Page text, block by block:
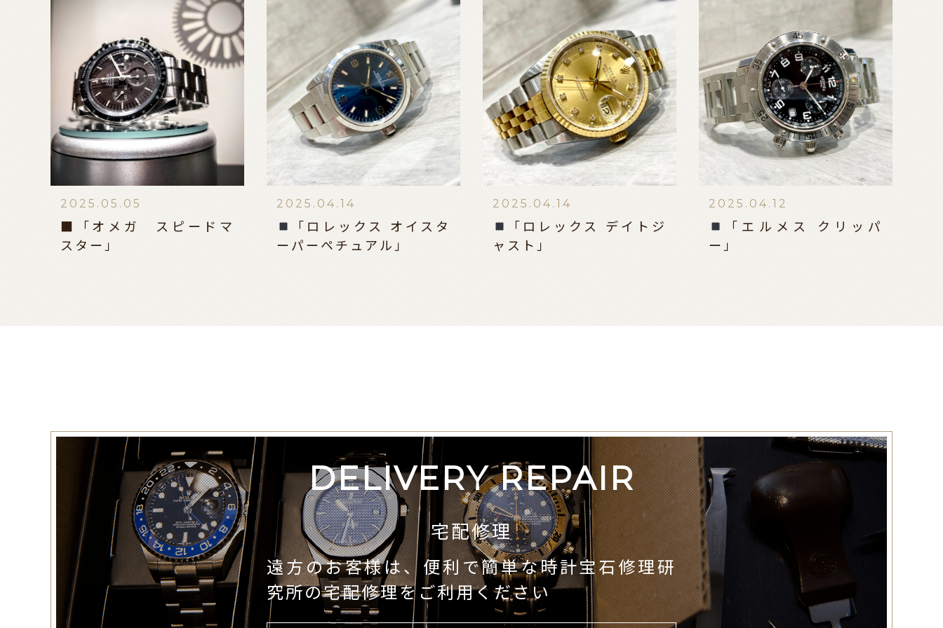
2025.05.05
■「オメガ スピードマ
スター」
2025.04.14
「ロレックス オイスタ
ーパーペチュアル」
2025.04.14
「ロレックス デイトジ
ャスト」
2025.04.12
「エルメス クリッパ
ー」
DELIVERY REPAIR
宅配修理
遠方のお客様は、便利で簡単な時計宝石修理研
究所の宅配修理をご利用ください